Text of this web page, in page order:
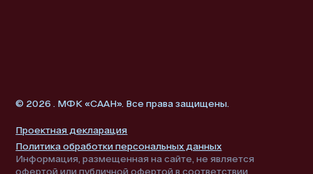
© 2026 . МФК «СААН». Все права защищены.
Проектная декларация
Политика обработки персональных данных
Информация, размещенная на сайте, не является
офертой или публичной офертой в соответствии